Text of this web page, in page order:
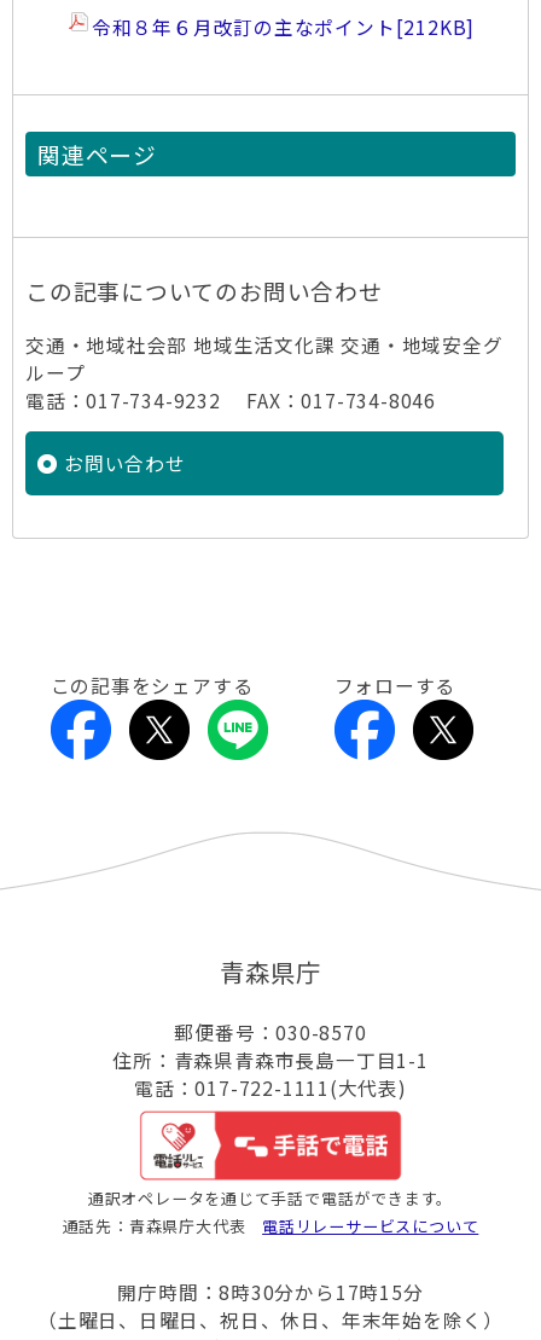
令和８年６月改訂の主なポイント[212KB]
関連ページ
この記事についてのお問い合わせ
交通・地域社会部 地域生活文化課 交通・地域安全グ
ループ
電話：017-734-9232 FAX：017-734-8046
お問い合わせ
この記事をシェアする フォローする
青森県庁
郵便番号：030-8570
住所：青森県青森市長島一丁目1-1
電話：017-722-1111(大代表)
通訳オペレータを通じて手話で電話ができます。
通話先：青森県庁大代表 電話リレーサービスについて
開庁時間：8時30分から17時15分
（土曜日、日曜日、祝日、休日、年末年始を除く）